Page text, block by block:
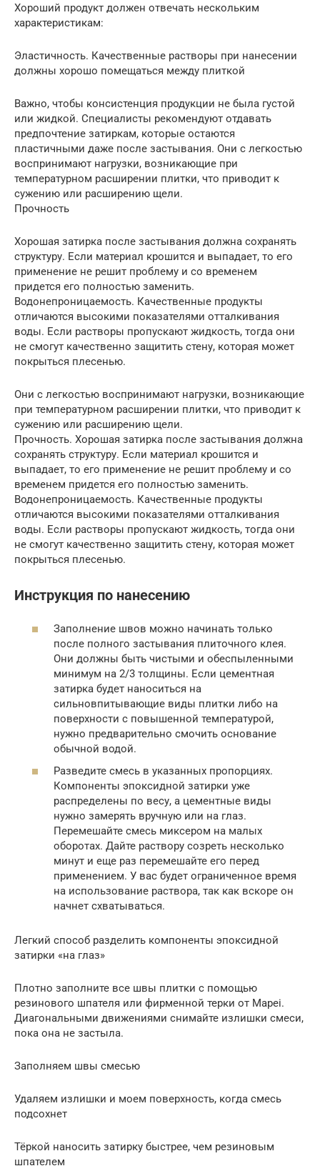
Хороший продукт должен отвечать нескольким
характеристикам:
Эластичность. Качественные растворы при нанесении
должны хорошо помещаться между плиткой
Важно, чтобы консистенция продукции не была густой
или жидкой. Специалисты рекомендуют отдавать
предпочтение затиркам, которые остаются
пластичными даже после застывания. Они с легкостью
воспринимают нагрузки, возникающие при
температурном расширении плитки, что приводит к
сужению или расширению щели.
Прочность
Хорошая затирка после застывания должна сохранять
структуру. Если материал крошится и выпадает, то его
применение не решит проблему и со временем
придется его полностью заменить.
Водонепроницаемость. Качественные продукты
отличаются высокими показателями отталкивания
воды. Если растворы пропускают жидкость, тогда они
не смогут качественно защитить стену, которая может
покрыться плесенью.
Они с легкостью воспринимают нагрузки, возникающие
при температурном расширении плитки, что приводит к
сужению или расширению щели.
Прочность. Хорошая затирка после застывания должна
сохранять структуру. Если материал крошится и
выпадает, то его применение не решит проблему и со
временем придется его полностью заменить.
Водонепроницаемость. Качественные продукты
отличаются высокими показателями отталкивания
воды. Если растворы пропускают жидкость, тогда они
не смогут качественно защитить стену, которая может
покрыться плесенью.
Инструкция по нанесению
Заполнение швов можно начинать только
после полного застывания плиточного клея.
Они должны быть чистыми и обеспыленными
минимум на 2/3 толщины. Если цементная
затирка будет наноситься на
сильновпитывающие виды плитки либо на
поверхности с повышенной температурой,
нужно предварительно смочить основание
обычной водой.
Разведите смесь в указанных пропорциях.
Компоненты эпоксидной затирки уже
распределены по весу, а цементные виды
нужно замерять вручную или на глаз.
Перемешайте смесь миксером на малых
оборотах. Дайте раствору созреть несколько
минут и еще раз перемешайте его перед
применением. У вас будет ограниченное время
на использование раствора, так как вскоре он
начнет схватываться.
Легкий способ разделить компоненты эпоксидной
затирки «на глаз»
Плотно заполните все швы плитки с помощью
резинового шпателя или фирменной терки от Mapei.
Диагональными движениями снимайте излишки смеси,
пока она не застыла.
Заполняем швы смесью
Удаляем излишки и моем поверхность, когда смесь
подсохнет
Тёркой наносить затирку быстрее, чем резиновым
шпателем